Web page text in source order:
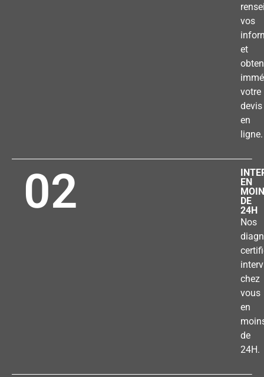
vos
et
votre
devis
en
ligne.
02
EN
DE
24H
Nos
chez
vous
en
de
24H.